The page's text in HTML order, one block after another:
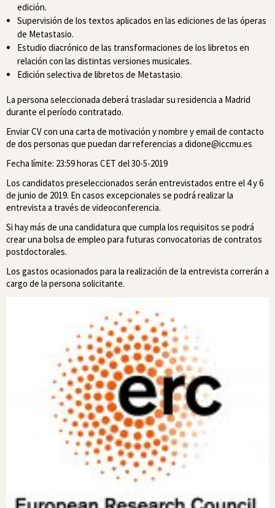
edición.
Supervisión de los textos aplicados en las ediciones de las óperas
de Metastasio.
Estudio diacrónico de las transformaciones de los libretos en
relación con las distintas versiones musicales.
Edición selectiva de libretos de Metastasio.
La persona seleccionada deberá trasladar su residencia a Madrid
durante el período contratado.
Enviar CV con una carta de motivación y nombre y email de contacto
de dos personas que puedan dar referencias a didone@iccmu.es
Fecha límite: 23:59 horas CET del 30-5-2019
Los candidatos preseleccionados serán entrevistados entre el 4 y 6
de junio de 2019. En casos excepcionales se podrá realizar la
entrevista a través de videoconferencia.
Si hay más de una candidatura que cumpla los requisitos se podrá
crear una bolsa de empleo para futuras convocatorias de contratos
postdoctorales.
Los gastos ocasionados para la realización de la entrevista correrán a
cargo de la persona solicitante.